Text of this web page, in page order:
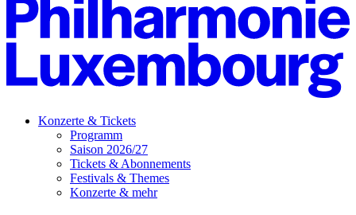
Konzerte & Tickets
Programm
Saison 2026/27
Tickets & Abonnements
Festivals & Themes
Konzerte & mehr